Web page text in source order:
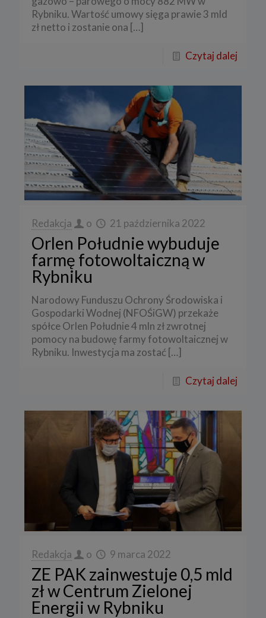
Rybniku. Wartość umowy sięga prawie 3 mld
zł netto i zostanie ona […]
Czytaj dalej
Redakcja o 21 października 2022
Orlen Południe wybuduje
farmę fotowoltaiczną w
Rybniku
Narodowy Funduszu Ochrony Środowiska i
Gospodarki Wodnej (NFOŚiGW) przekaże
spółce Orlen Południe 4 mln zł zwrotnej
pomocy na budowę farmy fotowoltaicznej w
Rybniku. Inwestycja ma zostać […]
Czytaj dalej
Redakcja o 9 marca 2022
ZE PAK zainwestuje 0,5 mld
zł w Centrum Zielonej
Energii w Rybniku